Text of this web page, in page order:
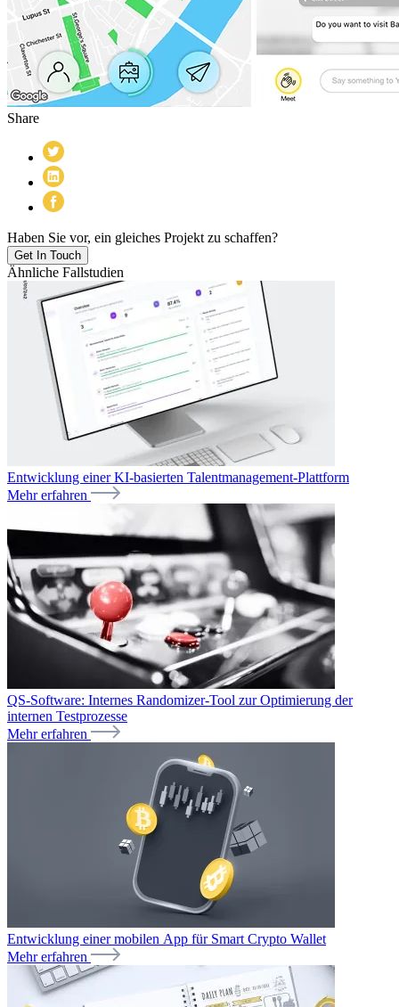
Share
Haben Sie vor, ein gleiches Projekt zu schaffen?
Get In Touch
Ähnliche Fallstudien
Entwicklung einer KI-basierten Talentmanagement-Plattform
Mehr erfahren
QS-Software: Internes Randomizer-Tool zur Optimierung der
internen Testprozesse
Mehr erfahren
Entwicklung einer mobilen App für Smart Crypto Wallet
Mehr erfahren